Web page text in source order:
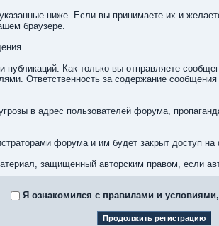
ниже. Если вы принимаете их и
браузере.
публикаций. Как только вы отправляете
Ответственность за содержание сообщения
в адрес пользователей форума,
форума и им будет закрыт доступ
защищенный авторским правом, если
Я ознакомился с правилами и